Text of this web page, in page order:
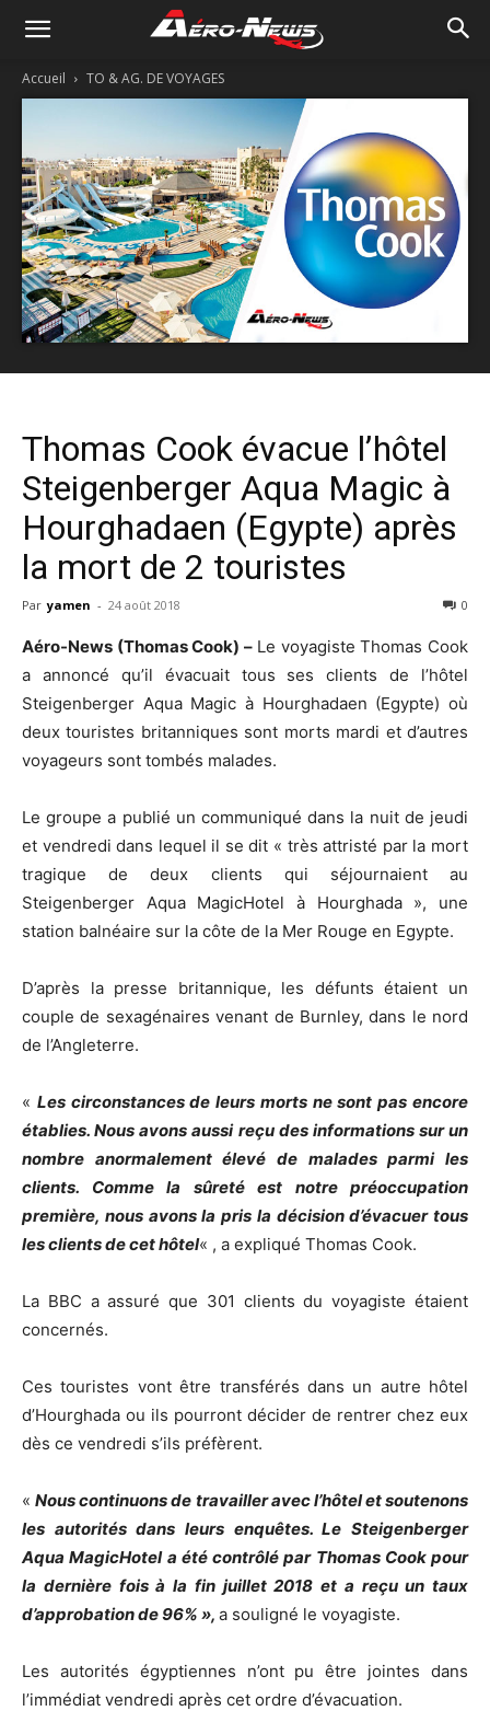
Accueil TO & AG. DE VOYAGES
Thomas Cook évacue l’hôtel
Steigenberger Aqua Magic à
Hourghadaen (Egypte) après
la mort de 2 touristes
Par yamen - 24 août 2018 0
Aéro-News (Thomas Cook) – Le voyagiste Thomas Cook
a annoncé qu’il évacuait tous ses clients de l’hôtel
Steigenberger Aqua Magic à Hourghadaen (Egypte) où
deux touristes britanniques sont morts mardi et d’autres
voyageurs sont tombés malades.
Le groupe a publié un communiqué dans la nuit de jeudi
et vendredi dans lequel il se dit « très attristé par la mort
tragique de deux clients qui séjournaient au
Steigenberger Aqua MagicHotel à Hourghada », une
station balnéaire sur la côte de la Mer Rouge en Egypte.
D’après la presse britannique, les défunts étaient un
couple de sexagénaires venant de Burnley, dans le nord
de l’Angleterre.
« Les circonstances de leurs morts ne sont pas encore
établies. Nous avons aussi reçu des informations sur un
nombre anormalement élevé de malades parmi les
clients. Comme la sûreté est notre préoccupation
première, nous avons la pris la décision d’évacuer tous
les clients de cet hôtel« , a expliqué Thomas Cook.
La BBC a assuré que 301 clients du voyagiste étaient
concernés.
Ces touristes vont être transférés dans un autre hôtel
d’Hourghada ou ils pourront décider de rentrer chez eux
dès ce vendredi s’ils préfèrent.
«Nous continuons de travailler avec l’hôtel et soutenons
les autorités dans leurs enquêtes. Le Steigenberger
Aqua MagicHotel a été contrôlé par Thomas Cook pour
la dernière fois à la fin juillet 2018 et a reçu un taux
d’approbation de 96% », a souligné le voyagiste.
Les autorités égyptiennes n’ont pu être jointes dans
l’immédiat vendredi après cet ordre d’évacuation.